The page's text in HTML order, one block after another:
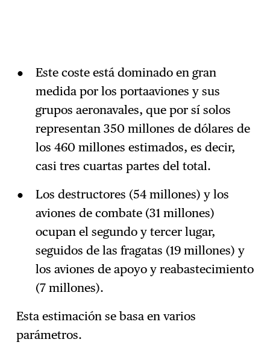
Este coste está dominado en gran
medida por los portaaviones y sus
grupos aeronavales, que por sí solos
representan 350 millones de dólares de
los 460 millones estimados, es decir,
casi tres cuartas partes del total.
Los destructores (54 millones) y los
aviones de combate (31 millones)
ocupan el segundo y tercer lugar,
seguidos de las fragatas (19 millones) y
los aviones de apoyo y reabastecimiento
(7 millones).
Esta estimación se basa en varios
parámetros.